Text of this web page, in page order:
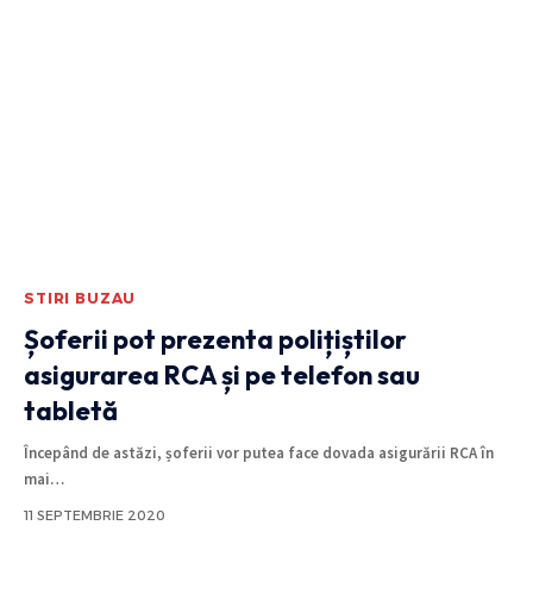
STIRI BUZAU
Șoferii pot prezenta polițiștilor
asigurarea RCA și pe telefon sau
tabletă
Începând de astăzi, șoferii vor putea face dovada asigurării RCA în
mai…
11 SEPTEMBRIE 2020